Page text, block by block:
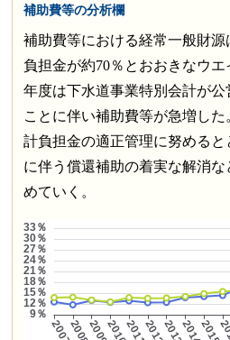
補助費等の分析欄
補助費等における経常一般財
負担金が約70％とおおきなウ
年度は下水道事業特別会計が
ことに伴い補助費等が急増し
計負担金の適正管理に努める
に伴う償還補助の着実な解消
めていく。